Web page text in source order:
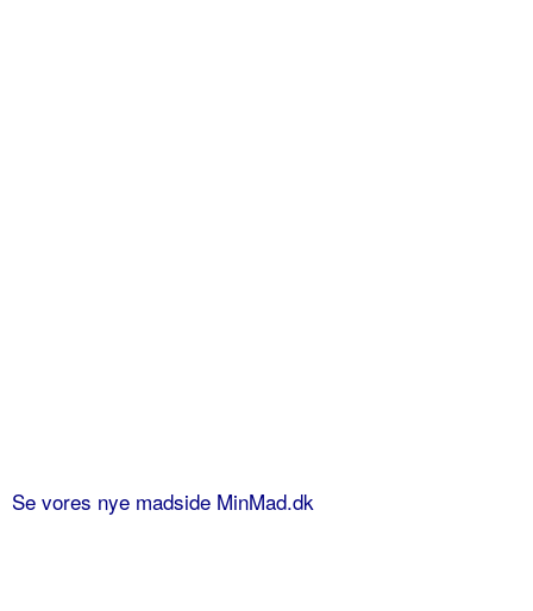
Se vores nye madside MinMad.dk